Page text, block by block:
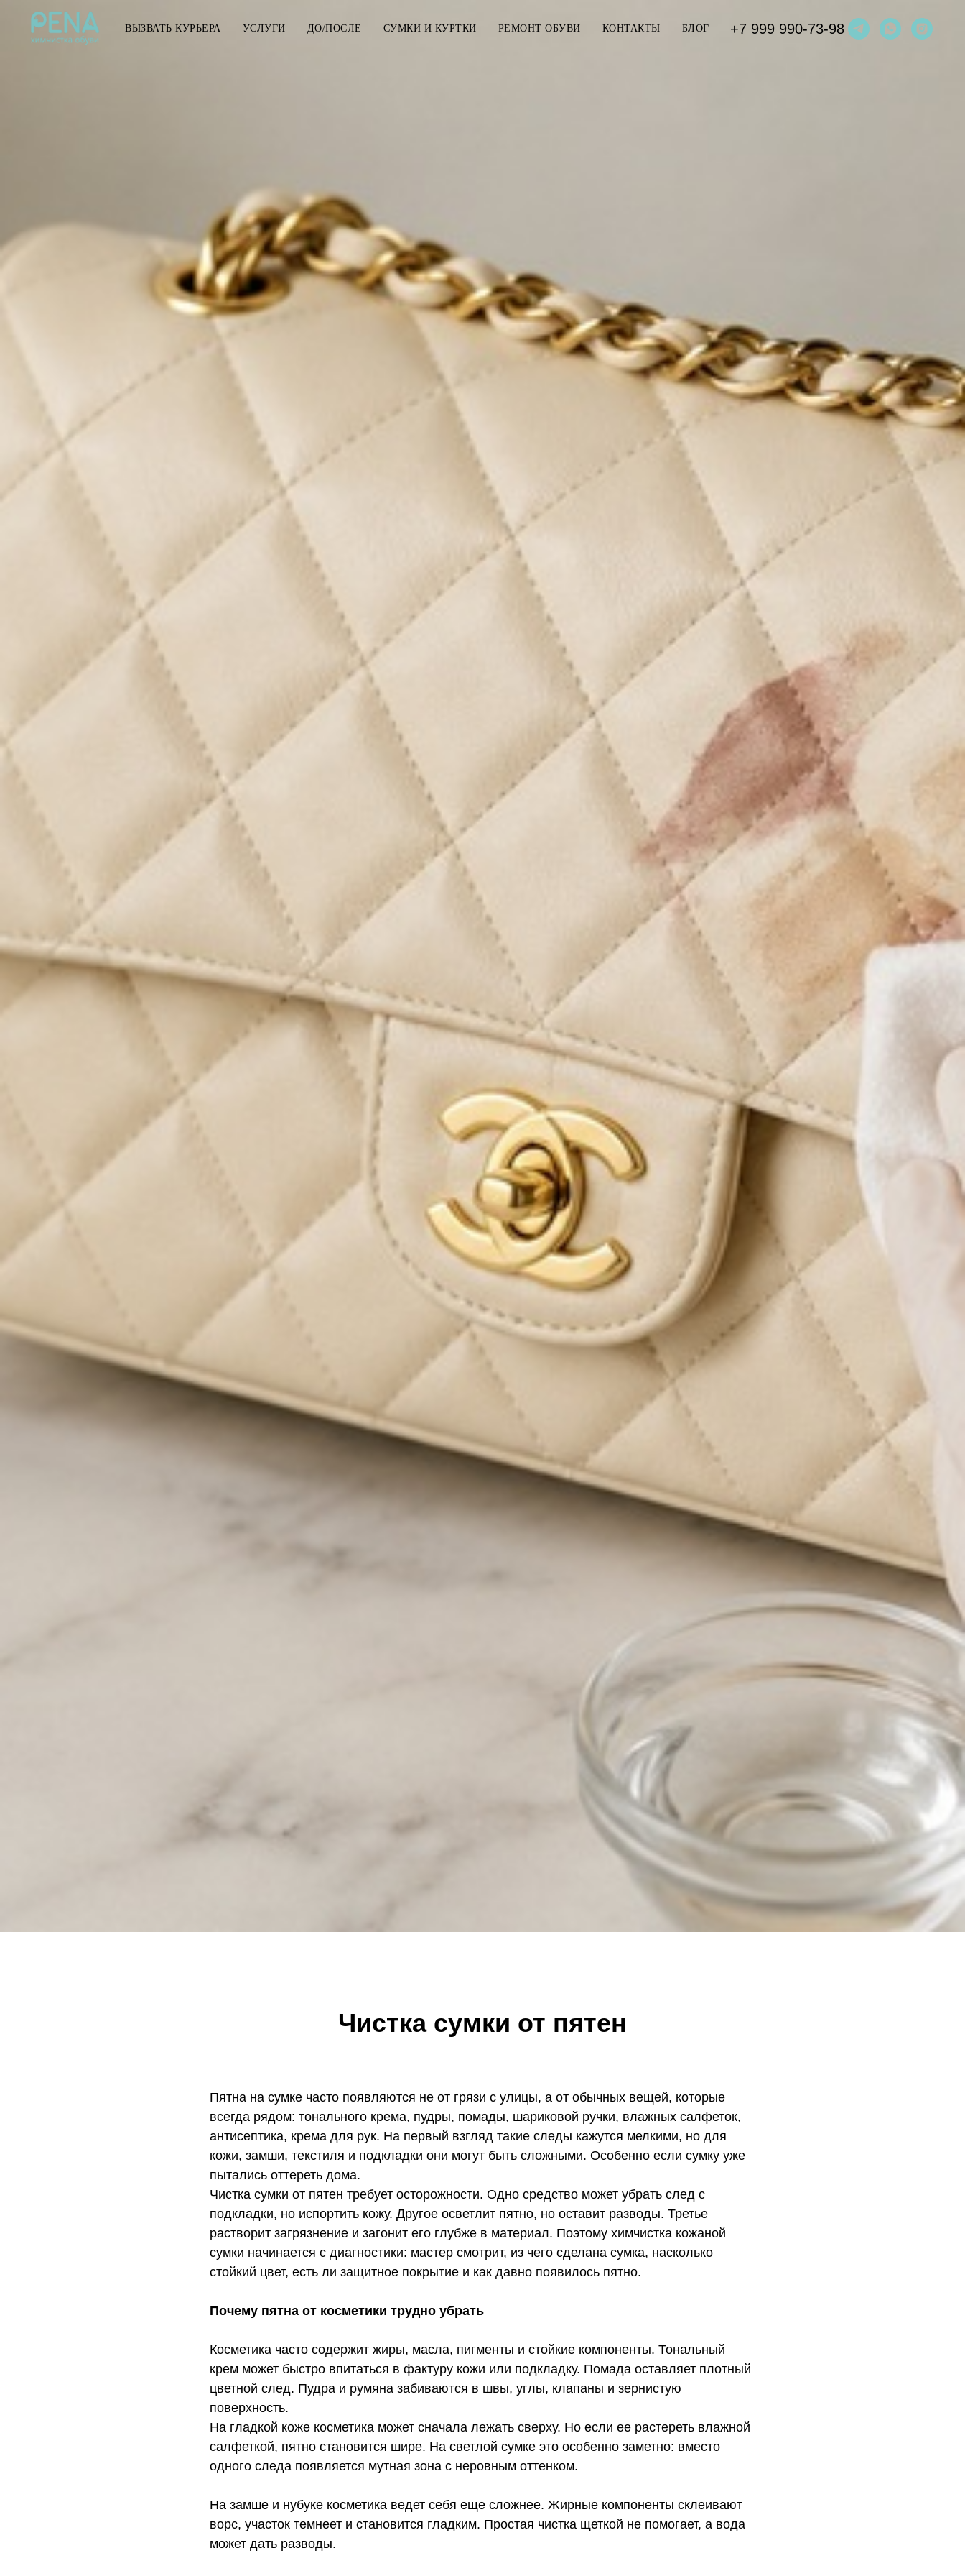
ВЫЗВАТЬ КУРЬЕРА УСЛУГИ ДО/ПОСЛЕ СУМКИ И КУРТКИ РЕМОНТ ОБУВИ КОНТАКТЫ БЛОГ +7 999 990-73-98
Чистка сумки от пятен
Пятна на сумке часто появляются не от грязи с улицы, а от обычных вещей, которые
всегда рядом: тонального крема, пудры, помады, шариковой ручки, влажных салфеток,
антисептика, крема для рук. На первый взгляд такие следы кажутся мелкими, но для
кожи, замши, текстиля и подкладки они могут быть сложными. Особенно если сумку уже
пытались оттереть дома.
Чистка сумки от пятен требует осторожности. Одно средство может убрать след с
подкладки, но испортить кожу. Другое осветлит пятно, но оставит разводы. Третье
растворит загрязнение и загонит его глубже в материал. Поэтому химчистка кожаной
сумки начинается с диагностики: мастер смотрит, из чего сделана сумка, насколько
стойкий цвет, есть ли защитное покрытие и как давно появилось пятно.
Почему пятна от косметики трудно убрать
Косметика часто содержит жиры, масла, пигменты и стойкие компоненты. Тональный
крем может быстро впитаться в фактуру кожи или подкладку. Помада оставляет плотный
цветной след. Пудра и румяна забиваются в швы, углы, клапаны и зернистую
поверхность.
На гладкой коже косметика может сначала лежать сверху. Но если ее растереть влажной
салфеткой, пятно становится шире. На светлой сумке это особенно заметно: вместо
одного следа появляется мутная зона с неровным оттенком.
На замше и нубуке косметика ведет себя еще сложнее. Жирные компоненты склеивают
ворс, участок темнеет и становится гладким. Простая чистка щеткой не помогает, а вода
может дать разводы.